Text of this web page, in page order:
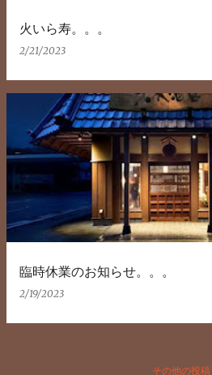
火いら寿。。。
2/21/2023
臨時休業のお知らせ。。。
2/19/2023
その他の投稿